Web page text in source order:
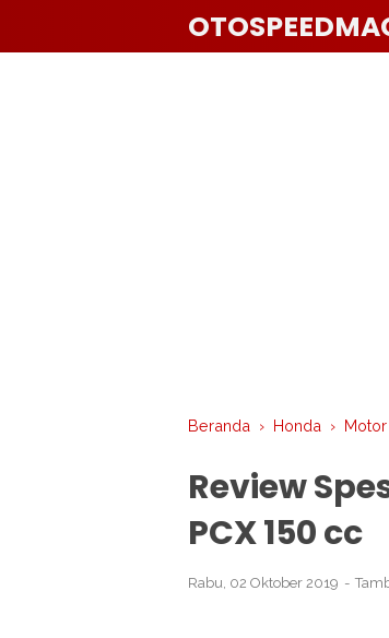
Beranda › Honda › Motor
Review
PCX 150 cc
Rabu, 02 Oktober 2019